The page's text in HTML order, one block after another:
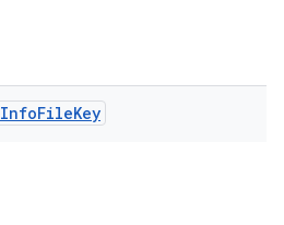
InfoFileKey